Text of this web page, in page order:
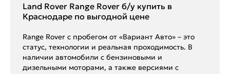
Land Rover Range Rover б/у купить в
Краснодаре по выгодной цене
Range Rover с пробегом от «Вариант Авто» – это
статус, технологии и реальная проходимость. В
наличии автомобили с бензиновыми и
дизельными моторами, а также версиями с